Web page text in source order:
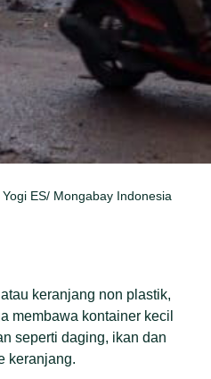
ES/ Mongabay Indonesia
keranjang non plastik,
membawa kontainer kecil
seperti daging, ikan dan
keranjang.